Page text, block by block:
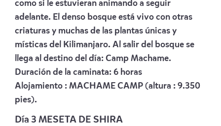
como si le estuvieran animando a seguir
adelante. El denso bosque está vivo con otras
criaturas y muchas de las plantas únicas y
místicas del Kilimanjaro. Al salir del bosque se
llega al destino del día: Camp Machame.
Duración de la caminata: 6 horas
Alojamiento : MACHAME CAMP (altura : 9.350
pies).
Día 3 MESETA DE SHIRA